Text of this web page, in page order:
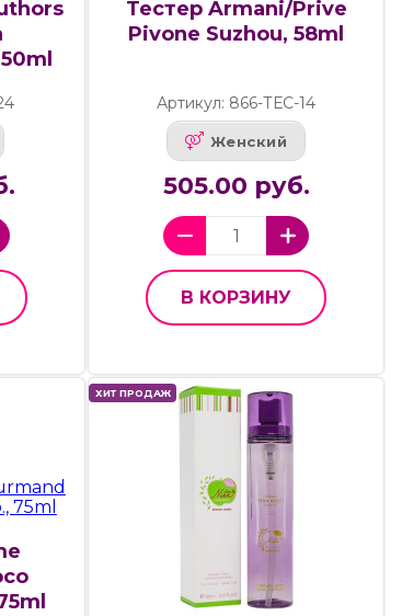
Тестер Armani/Prive
Pivone Suzhou, 58ml
Артикул: 866-ТЕС-14
Женский
505.00 руб.
В КОРЗИНУ
ХИТ ПРОДАЖ